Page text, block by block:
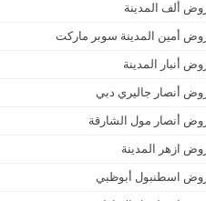
ألف المدينة
أمين المدينة سوبر ماركت
أنبار المدينة
أنصار جاليري دبي
أنصار مول الشارقة
ازهر المدينة
اسطنبول أبوظبي